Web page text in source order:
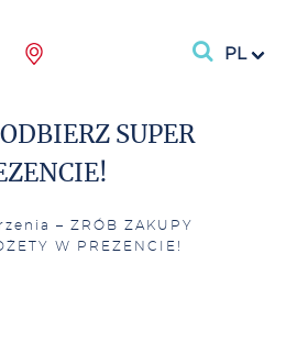
PL
– ZRÓB ZAKUPY
W PREZENCIE!